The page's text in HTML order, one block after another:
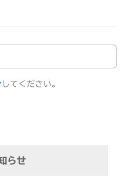
らせ
してください。